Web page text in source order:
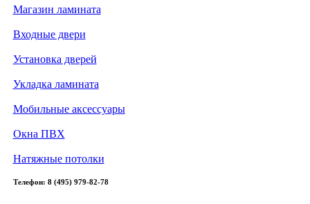
Магазин ламината
Входные двери
Установка дверей
Укладка ламината
Мобильные аксессуары
Окна ПВХ
Натяжные потолки
Телефон: 8 (495) 979-82-78